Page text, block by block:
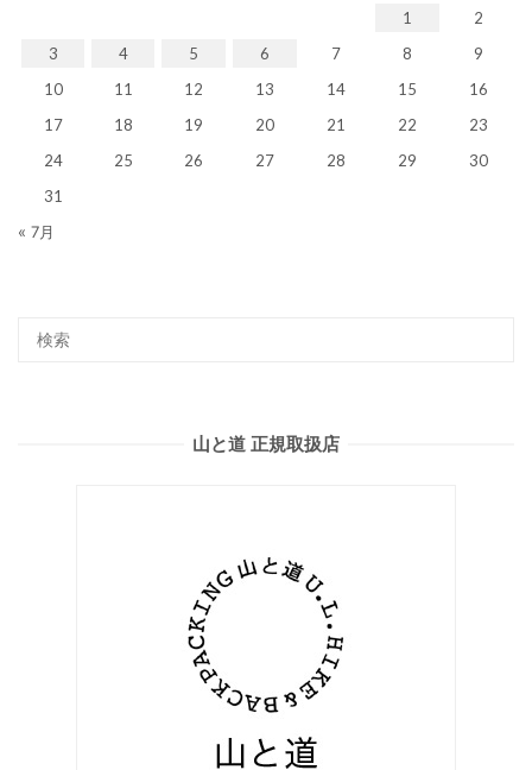
1
2
3
4 5 6 7 8
9
10
11 12 13 14 15
16
17
18 19 20 21 22
23
24
25 26 27 28 29
30
31
« 7月
山と道 正規取扱店